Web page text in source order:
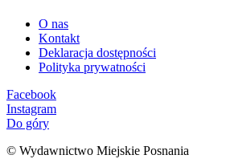
O nas
Kontakt
Deklaracja dostępności
Polityka prywatności
Facebook
Instagram
Do góry
© Wydawnictwo Miejskie Posnania